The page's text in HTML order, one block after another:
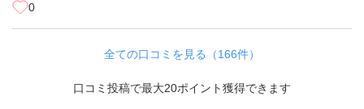
0
全ての口コミを見る（166件）
口コミ投稿で最大20ポイント獲得できます